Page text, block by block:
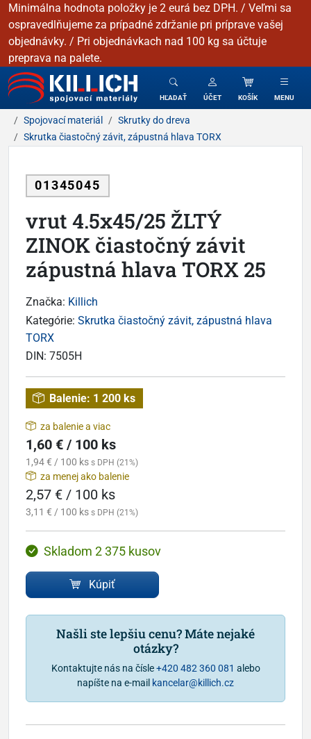
Minimálna hodnota položky je 2 eurá bez DPH. / Veľmi sa
ospravedlňujeme za prípadné zdržanie pri príprave vašej
objednávky. / Pri objednávkach nad 100 kg sa účtuje
preprava na palete.
KILLICH - Spojovacie materiály
HĽADAŤ ÚČET KOŠÍK MENU
Spojovací materiál
Skrutky do dreva
Skrutka čiastočný závit, zápustná hlava TORX
01345045
vrut 4.5x45/25 ŽLTÝ
ZINOK čiastočný závit
zápustná hlava TORX 25
Značka: Killich
Kategórie: Skrutka čiastočný závit, zápustná hlava
TORX
DIN: 7505H
Balenie: 1 200 ks
za balenie a viac
1,60 € / 100 ks
1,94 € / 100 ks s DPH (21%)
za menej ako balenie
2,57 € / 100 ks
3,11 € / 100 ks s DPH (21%)
Skladom 2 375 kusov
Kúpiť
Našli ste lepšiu cenu? Máte nejaké
otázky?
Kontaktujte nás na čísle+420 482 360 081 alebo
napíšte na e-mail kancelar@killich.cz